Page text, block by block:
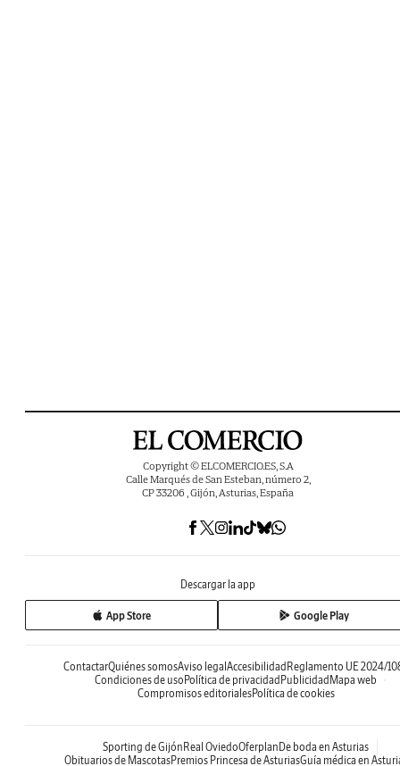
Copyright © ELCOMERCIO.ES, S.A
Calle Marqués de San Esteban, número 2,
CP 33206 , Gijón, Asturias, España
Descargar la app
App Store Google Play
ContactarQuiénes somosAviso legal Accesibilidad Reglamento UE 2024/
Condiciones de uso Política de privacidad Publicidad Mapa web
Compromisos editorialesPolítica de cookies
Sporting de Gijón Real OviedoOferplan De boda en Asturias
Obituarios de MascotasPremios Princesa de AsturiasGuía médica en